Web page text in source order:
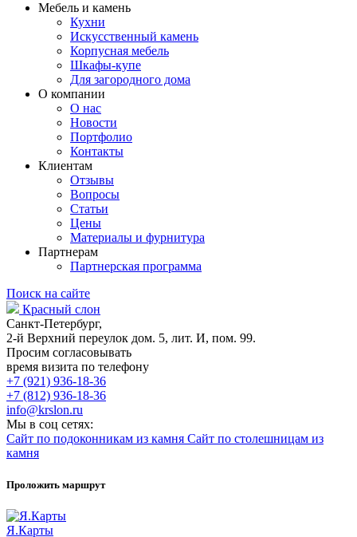
Мебель и камень
Кухни
Искусственный камень
Корпусная мебель
Шкафы-купе
Для загородного дома
О компании
О нас
Новости
Портфолио
Контакты
Клиентам
Отзывы
Вопросы
Статьи
Цены
Материалы и фурнитура
Партнерам
Партнерская программа
Поиск на сайте
Красный слон
Санкт-Петербург,
2-й Верхний переулок дом. 5, лит. И, пом. 99.
Просим согласовывать
время визита по телефону
+7 (921) 936-18-36
+7 (812) 936-18-36
info@krslon.ru
Мы в соц сетях:
Сайт по подоконникам из камня Сайт по столешницам из
камня
Проложить маршрут
Я.Карты